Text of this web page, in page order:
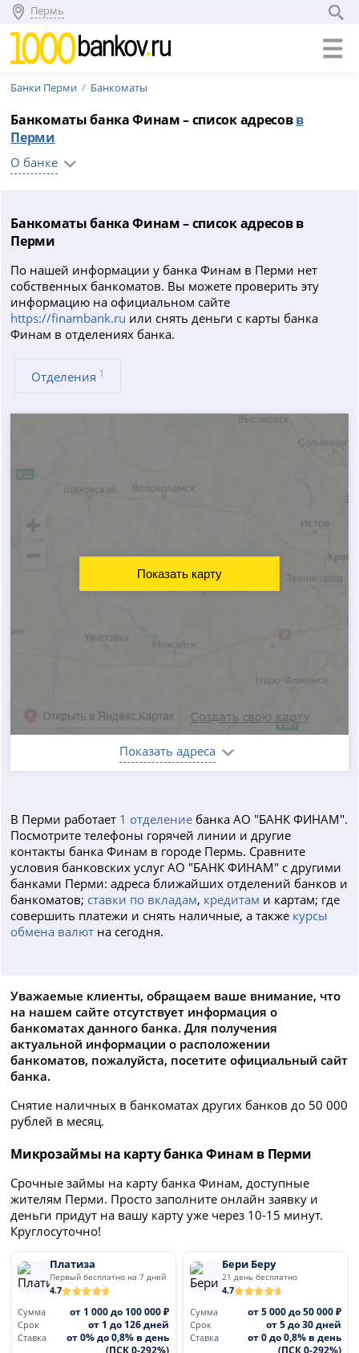
Пермь
Банки Перми Банкоматы
Банкоматы банка Финам – список адресовв
Перми
О банке
Банкоматы банка Финам – список адресов в
Перми
По нашей информации у банка Финам в Перми нет
собственных банкоматов. Вы можете проверить эту
информацию на официальном сайте
https://finambank.ru или снять деньги с карты банка
Финам в отделениях банка.
Отделения 1
Показать адреса
Показать карту
В Перми работает 1 отделение банка АО "БАНК ФИНАМ".
Посмотрите телефоны горячей линии и другие
контакты банка Финам в городе Пермь. Сравните
условия банковских услуг АО "БАНК ФИНАМ" с другими
банками Перми: адреса ближайших отделений банков и
банкоматов; ставки по вкладам, кредитам и картам; где
совершить платежи и снять наличные, а также курсы
обмена валют на сегодня.
Уважаемые клиенты, обращаем ваше внимание, что
на нашем сайте отсутствует информация о
банкоматах данного банка. Для получения
актуальной информации о расположении
банкоматов, пожалуйста, посетите официальный сайт
банка.
Снятие наличных в банкоматах других банков до 50 000
рублей в месяц.
Микрозаймы на карту банка Финам в Перми
Срочные займы на карту банка Финам, доступные
жителям Перми. Просто заполните онлайн заявку и
деньги придут на вашу карту уже через 10-15 минут.
Круглосуточно!
Платиза
Первый бесплатно на 7 дней
4.7
Сумма
от 1 000 до 100 000 ₽
Срок от 1 до 126 дней
Ставка
от 0% до 0,8% в день
(ПСК 0-292%)
Бери Беру
21 день бесплатно
4.7
Сумма
от 5 000 до 50 000 ₽
Срок от 5 до 30 дней
Ставка
от 0 до 0,8% в день
(ПСК 0-292%)